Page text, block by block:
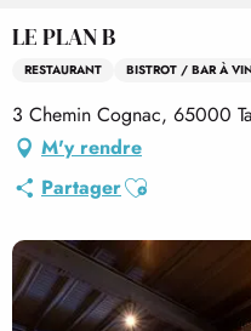
LE PLAN B
RESTAURANT BISTROT / BAR À
3 Chemin Cognac, 65000
M'y rendre
PartagerAjouter aux